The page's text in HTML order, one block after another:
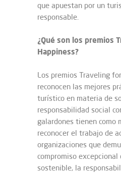
que apuestan por un
responsable.
¿Qué son los premios
Happiness?
Los premios Traveling
reconocen las mejores
turístico en materia de
responsabilidad social
galardones tienen como
reconocer el trabajo de
organizaciones que
compromiso excepcional
sostenible, la